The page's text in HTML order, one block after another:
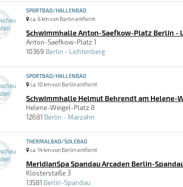
SPORTBAD/HALLENBAD
ca. 6 km von Berlin entfernt
Schwimmhalle Anton-Saefkow-Platz Berlin -
Anton-Saefkow-Platz 1
10369 Berlin - Lichtenberg
SPORTBAD/HALLENBAD
ca. 10 km von Berlin entfernt
Schwimmhalle Helmut Behrendt am Helene-
Helene-Weigel-Platz 8
12681 Berlin - Marzahn
THERMALBAD/SOLEBAD
ca. 14 km von Berlin entfernt
MeridianSpa Spandau Arcaden Berlin-
Klosterstaße 3
13581 Berlin-Spandau